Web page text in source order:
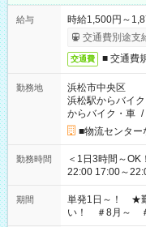
給与
時給1,500円～
交通費別途支
交通費 ■ 交通費
勤務地
浜松市中央区
浜松駅からバイ
からバイク・車 /
■物流センタ
勤務時間
＜1日3時間～OK！＞ ▼ 例えば… ▼ 15:00～
22:00 17:00～22:00 など こちら以外の時間
ださい！
期間
単発1日～！ ★勤
い！ ＃8月～